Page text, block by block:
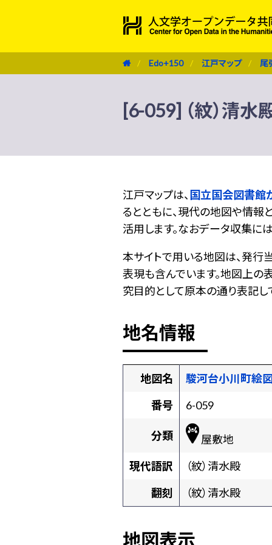
Edo+150 江戸マップ 尾
[6-059] （紋）清水
江戸マップは、 国立国会図書館
るとともに、現代の地図や情報
活用します。なおデータ収集に
本サイトで用いる地図は、発行
表現も含んでいます。地図上の
究目的として原本の通り表記し
地名情報
地図名
駿河台小川町絵
番号
6-059
分類
屋敷地
現代語訳
（紋）清水殿
翻刻
（紋）清水殿
地図表示